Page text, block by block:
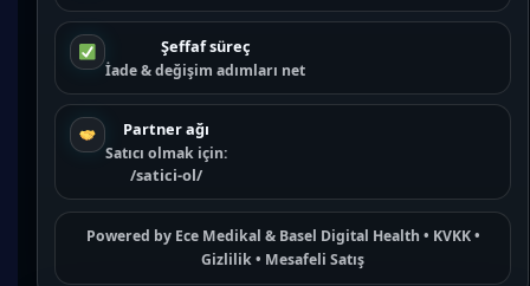
Şeffaf süreç
İade & değişim adımları net
Partner ağı
Satıcı olmak için:
/satici-ol/
Powered by Ece Medikal & Basel Digital Health • KVKK•
Gizlilik• Mesafeli Satış